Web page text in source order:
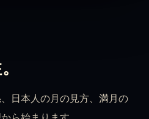
日本人の月の見方、満月の